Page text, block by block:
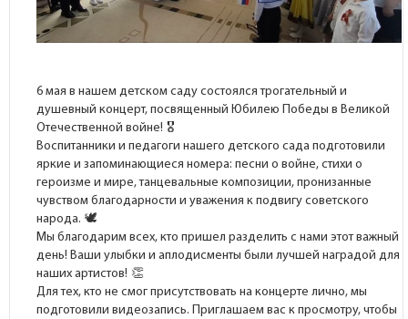
6 мая в нашем детском саду состоялся трогательный и
душевный концерт, посвященный Юбилею Победы в Великой
Отечественной войне!
Воспитанники и педагоги нашего детского сада подготовили
яркие и запоминающиеся номера: песни о войне, стихи о
героизме и мире, танцевальные композиции, пронизанные
чувством благодарности и уважения к подвигу советского
народа.
Мы благодарим всех, кто пришел разделить с нами этот важный
день! Ваши улыбки и аплодисменты были лучшей наградой для
наших артистов!
Для тех, кто не смог присутствовать на концерте лично, мы
подготовили видеозапись. Приглашаем вас к просмотру, чтобы